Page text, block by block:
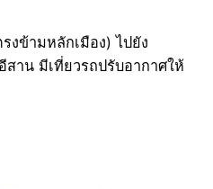
งข้ามหลักเมือง) ไปยัง
สาน มีเที่ยวรถปรับอากาศให้